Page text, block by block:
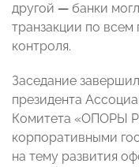
другой — банки
транзакции по
контроля.
Заседание
президента
Комитета «ОПОРЫ
корпоративными
на тему развития